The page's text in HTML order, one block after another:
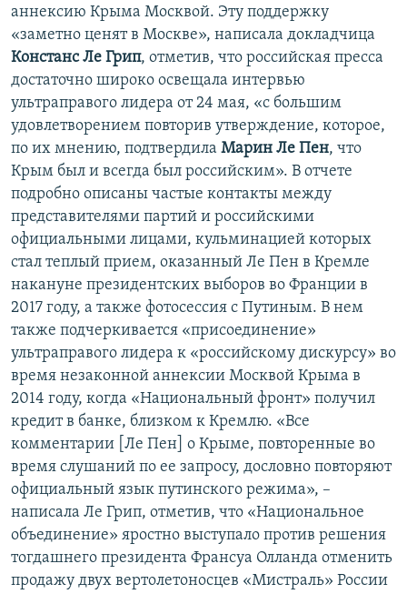
аннексию Крыма Москвой. Эту поддержку
«заметно ценят в Москве», написала докладчица
Констанс Ле Грип, отметив, что российская пресса
достаточно широко освещала интервью
ультраправого лидера от 24 мая, «с большим
удовлетворением повторив утверждение, которое,
по их мнению, подтвердила Марин Ле Пен, что
Крым был и всегда был российским». В отчете
подробно описаны частые контакты между
представителями партий и российскими
официальными лицами, кульминацией которых
стал теплый прием, оказанный Ле Пен в Кремле
накануне президентских выборов во Франции в
2017 году, а также фотосессия с Путиным. В нем
также подчеркивается «присоединение»
ультраправого лидера к «российскому дискурсу» во
время незаконной аннексии Москвой Крыма в
2014 году, когда «Национальный фронт» получил
кредит в банке, близком к Кремлю. «Все
комментарии [Ле Пен] о Крыме, повторенные во
время слушаний по ее запросу, дословно повторяют
официальный язык путинского режима», –
написала Ле Грип, отметив, что «Национальное
объединение» яростно выступало против решения
тогдашнего президента Франсуа Олланда отменить
продажу двух вертолетоносцев «Мистраль» России